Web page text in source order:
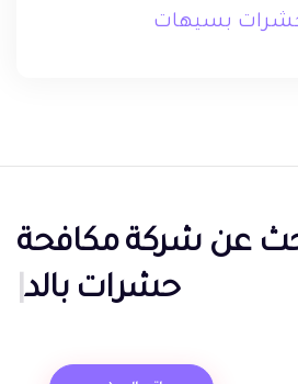
بسيهات
عنشركة مكافحة
حشرات بالدمام؟